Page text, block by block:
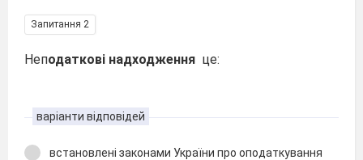
Запитання 2
Неподаткові надходження це:
варіанти відповідей
встановлені законами України про оподаткування